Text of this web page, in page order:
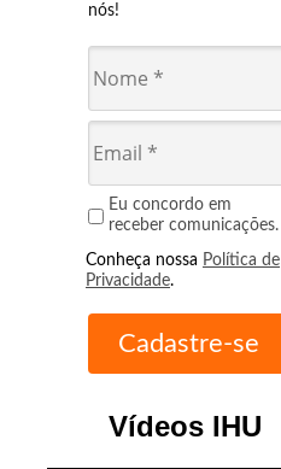
nós!
Eu concordo em
receber comunicações.
Conheça nossa Política de
Privacidade.
Vídeos IHU